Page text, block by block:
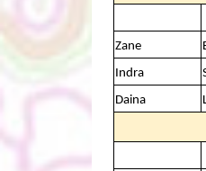
Zane
Indra
Daina